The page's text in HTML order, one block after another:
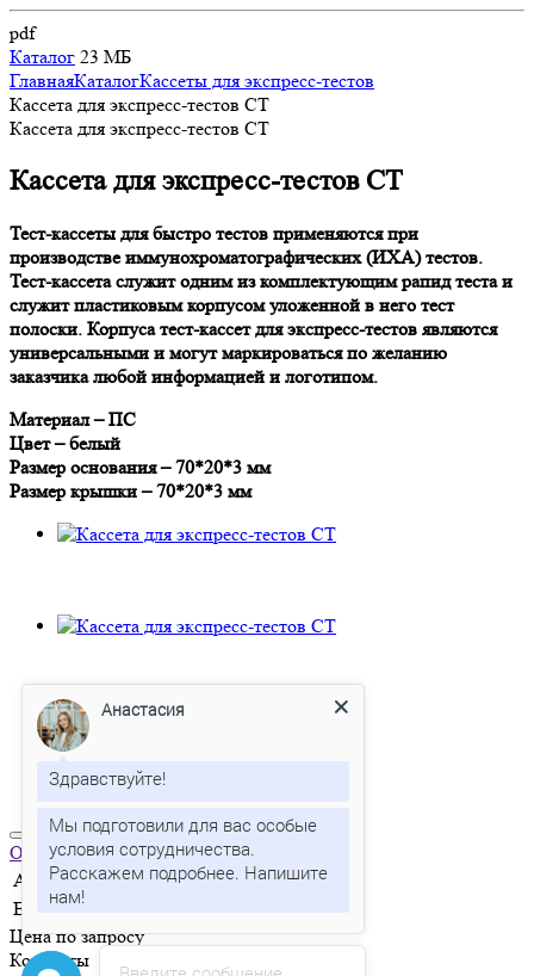
pdf
Каталог 23 МБ
ГлавнаяКаталогКассеты для экспресс-тестов
Кассета для экспресс-тестов CT
Кассета для экспресс-тестов CT
Кассета для экспресс-тестов CT
Тест-кассеты для быстро тестов применяются при
производстве иммунохроматографических (ИХА) тестов.
Тест-кассета служит одним из комплектующим рапид теста и
служит пластиковым корпусом уложенной в него тест
полоски. Корпуса тест-кассет для экспресс-тестов являются
универсальными и могут маркироваться по желанию
заказчика любой информацией и логотипом.
Материал – ПС
Цвет – белый
Размер основания – 70*20*3 мм
Размер крышки – 70*20*3 мм
Отправить заявку
Артикул
CT0102
Единица измерения
Цена по запросу
Контакты
Анастасия
Здравствуйте!
условия сотрудничества.
Расскажем подробнее. Напишите
нам!
Анастасия